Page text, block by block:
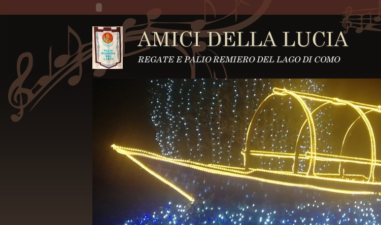
AMICI DELLA LUCIA
REGATE E PALIO REMIERO DEL LAGO DI COMO